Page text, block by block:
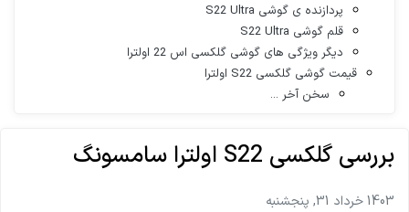
پردازنده ی گوشی S22 Ultra
قلم گوشی S22 Ultra
دیگر ویژگی های گوشی گلکسی اس 22 اولترا
قیمت گوشی گلکسی S22 اولترا
سخن آخر ...
بررسی گلکسی S22 اولترا سامسونگ
1403 خرداد 31, پنجشنبه